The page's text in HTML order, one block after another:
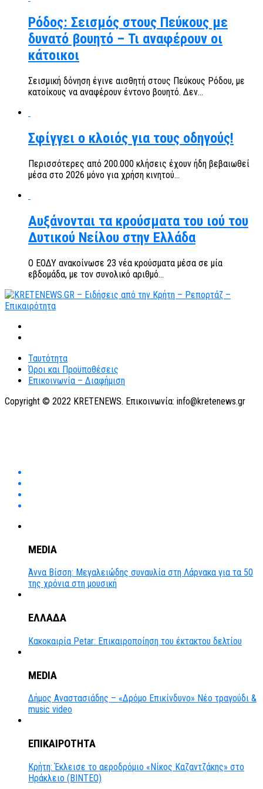
Ρόδος: Σεισμός στους Πεύκους με
δυνατό βουητό – Τι αναφέρουν οι
κάτοικοι
Σεισμική δόνηση έγινε αισθητή στους Πεύκους Ρόδου, με
κατοίκους να αναφέρουν έντονο βουητό. Δεν...
Σφίγγει ο κλοιός για τους οδηγούς!
Περισσότερες από 200.000 κλήσεις έχουν ήδη βεβαιωθεί
μέσα στο 2026 μόνο για χρήση κινητού...
Αυξάνονται τα κρούσματα του ιού του
Δυτικού Νείλου στην Ελλάδα
Ο ΕΟΔΥ ανακοίνωσε 23 νέα κρούσματα μέσα σε μία
εβδομάδα, με τον συνολικό αριθμό...
Ταυτότητα
Όροι και Προϋποθέσεις
Επικοινωνία – Διαφήμιση
Copyright © 2022 KRETENEWS. Επικοινωνία: info@kretenews.gr
MEDIA
Άννα Βίσση: Μεγαλειώδης συναυλία στη Λάρνακα για τα 50
της χρόνια στη μουσική
ΕΛΛΑΔΑ
Κακοκαιρία Petar: Επικαιροποίηση του έκτακτου δελτίου
MEDIA
Δήμος Αναστασιάδης – «Δρόμο Επικίνδυνο» Νέο τραγούδι &
music video
ΕΠΙΚΑΙΡΟΤΗΤΑ
Κρήτη: Έκλεισε το αεροδρόμιο «Νίκος Καζαντζάκης» στο
Ηράκλειο (ΒΙΝΤΕΟ)